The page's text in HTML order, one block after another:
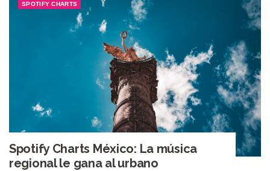
SPOTIFY CHARTS
Spotify Charts México: La música
regional le gana al urbano